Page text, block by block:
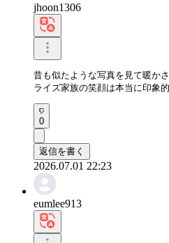
jhoon1306
昔も似たような写真を見て暖か
ライズ家族の笑顔は本当に印象的
0
返信を書く
2026.07.01 22:23
eumlee913